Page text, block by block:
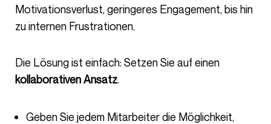
Motivationsverlust, geringeres Engagement, bis hin
zu internen Frustrationen.
Die Lösung ist einfach: Setzen Sie auf einen
kollaborativen Ansatz.
Geben Sie jedem Mitarbeiter die Möglichkeit,